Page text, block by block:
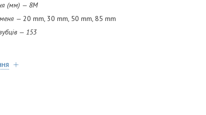
— 8М
— 20 mm, 30 mm, 50 mm, 85 mm
— 153